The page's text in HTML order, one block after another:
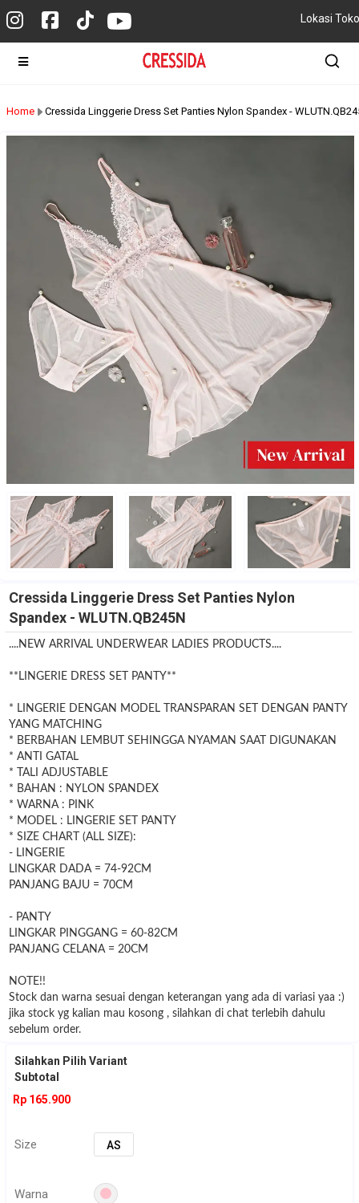
Lokasi Toko
Home Cressida Linggerie Dress Set Panties Nylon Spandex -
Cressida Linggerie Dress Set Panties Nylon
Spandex - WLUTN.QB245N
....NEW ARRIVAL UNDERWEAR LADIES PRODUCTS....
**LINGERIE DRESS SET PANTY**
* LINGERIE DENGAN MODEL TRANSPARAN SET DENGAN PANTY
YANG MATCHING
* BERBAHAN LEMBUT SEHINGGA NYAMAN SAAT DIGUNAKAN
* ANTI GATAL
* TALI ADJUSTABLE
* BAHAN : NYLON SPANDEX
* WARNA : PINK
* MODEL : LINGERIE SET PANTY
* SIZE CHART (ALL SIZE):
- LINGERIE
LINGKAR DADA = 74-92CM
PANJANG BAJU = 70CM
- PANTY
LINGKAR PINGGANG = 60-82CM
PANJANG CELANA = 20CM
NOTE!!
Stock dan warna sesuai dengan keterangan yang ada di variasi yaa :)
jika stock yg kalian mau kosong , silahkan di chat terlebih dahulu
sebelum order.
Silahkan Pilih Variant
Subtotal
Rp 165.900
Size AS
Warna